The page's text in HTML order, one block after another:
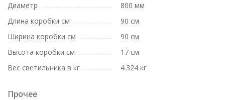
Диаметр
800 мм
Длина коробки см
90 см
Ширина коробки см
90 см
Высота коробки см
17 см
Вес светильника в кг
4.324 кг
Прочее